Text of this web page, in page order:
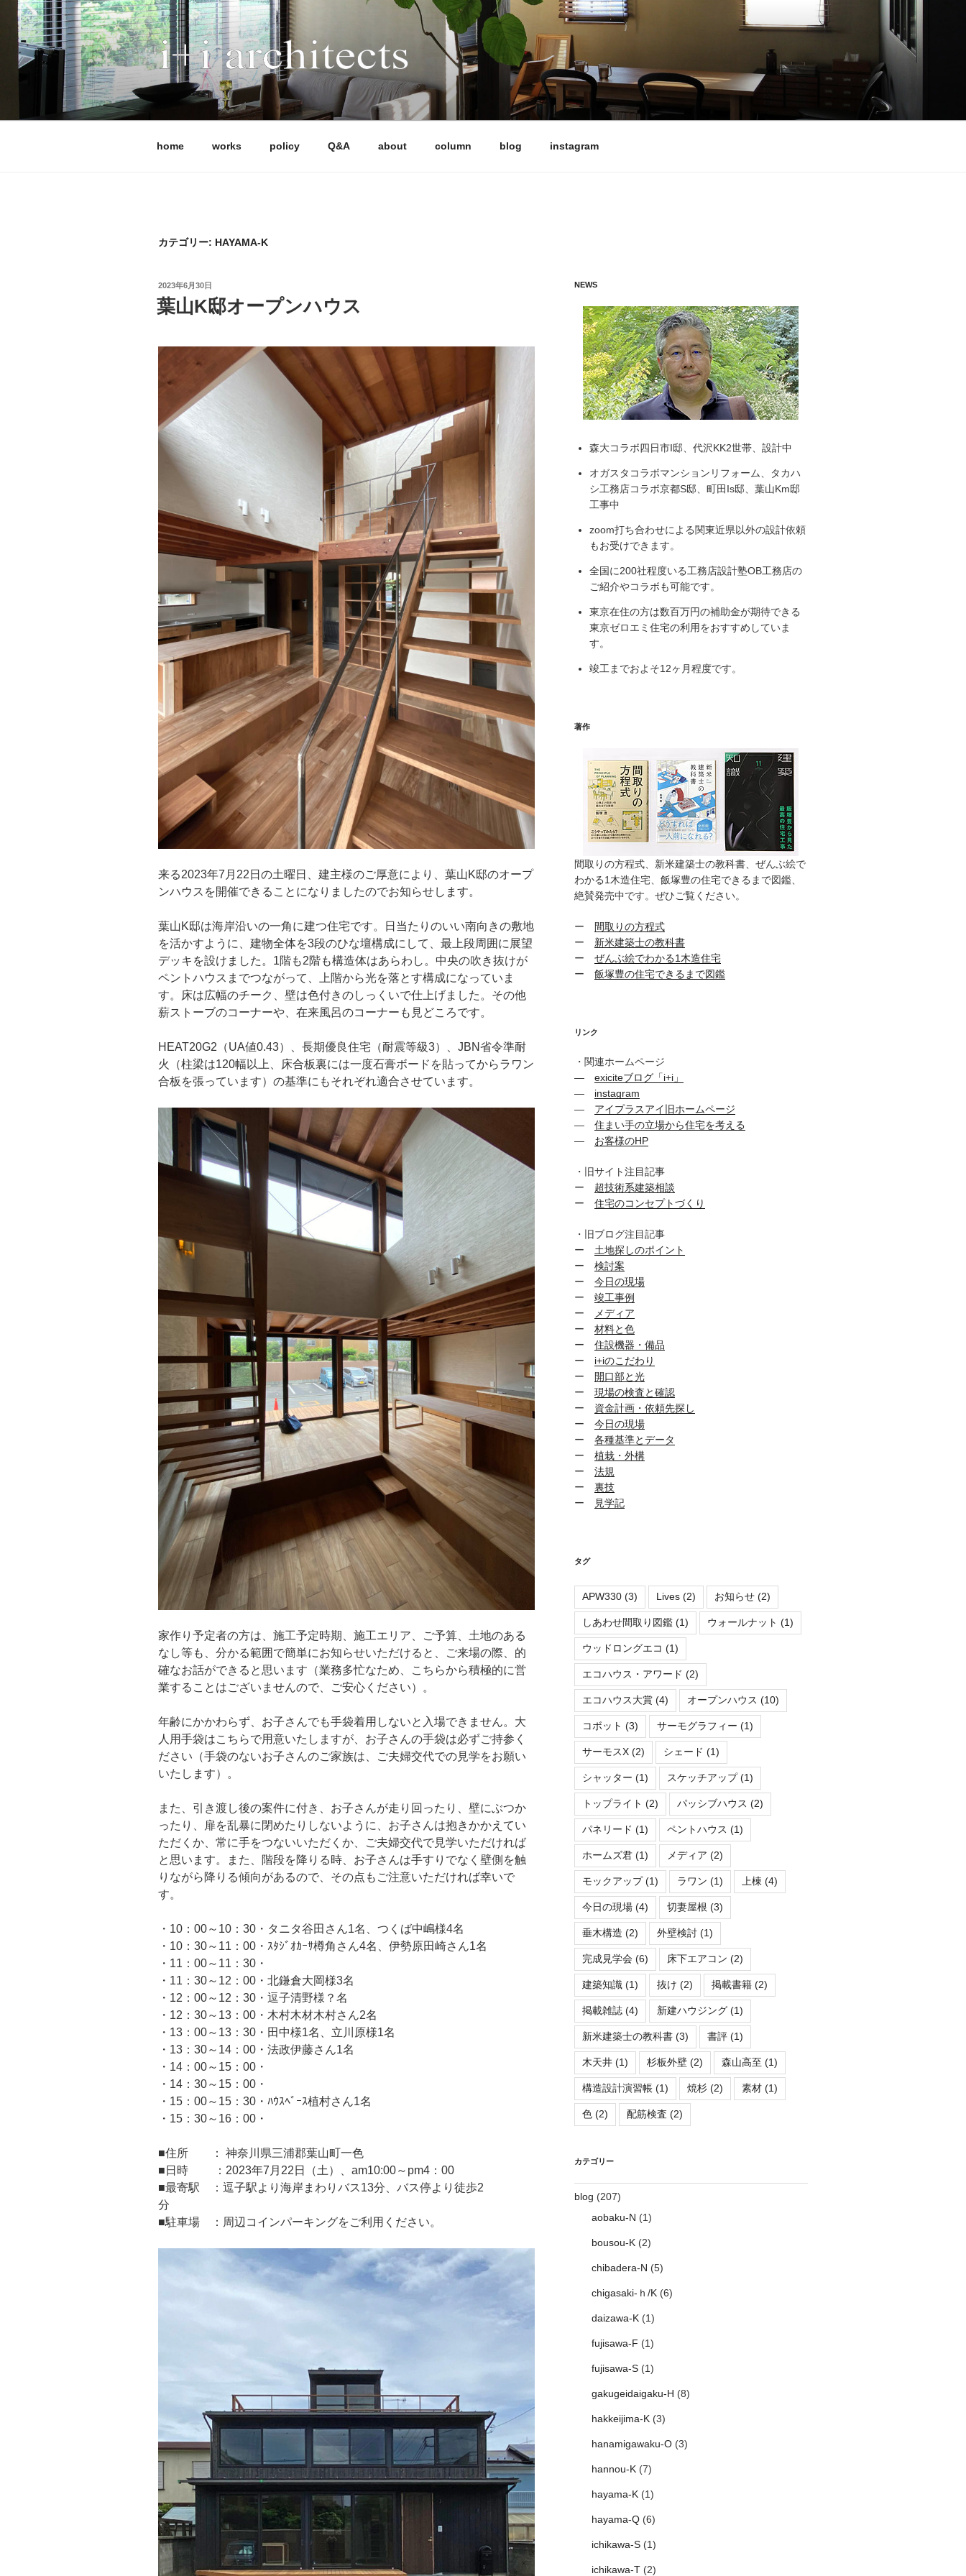
I+I ARCHITECTS
アイプラスアイ設計事務所は、多様な条件下でも「高性能」と「魅力的なデザイン」を両立させる、木造住宅に特化した設計事務所
です。 これまで全国で120軒以上の住宅を設計監理してきました。気候風土、日当たり、敷地形状、地形、眺望、世帯構成、付帯機
ではなく、屋根や中間領域から住まい全体の成り立ちを考える設計手法により、風景となる建築、環境と一体となった快適な空間を
home works policy Q&A about column blog instagram
カテゴリー: HAYAMA-K
投
稿
日:
2023年6月30日
葉山K邸オープンハウス
来る2023年7月22日の土曜日、建主様のご厚意により、葉山K邸のオープ
ンハウスを開催できることになりましたのでお知らせします。
葉山K邸は海岸沿いの一角に建つ住宅です。日当たりのいい南向きの敷地
を活かすように、建物全体を3段のひな壇構成にして、最上段周囲に展望
デッキを設けました。1階も2階も構造体はあらわし。中央の吹き抜けが
ペントハウスまでつながって、上階から光を落とす構成になっていま
す。床は広幅のチーク、壁は色付きのしっくいで仕上げました。その他
薪ストーブのコーナーや、在来風呂のコーナーも見どころです。
HEAT20G2（UA値0.43）、長期優良住宅（耐震等級3）、JBN省令準耐
火（柱梁は120幅以上、床合板裏には一度石膏ボードを貼ってからラワン
合板を張っています）の基準にもそれぞれ適合させています。
家作り予定者の方は、施工予定時期、施工エリア、ご予算、土地のある
なし等も、分かる範囲で簡単にお知らせいただけると、ご来場の際、的
確なお話ができると思います（業務多忙なため、こちらから積極的に営
業することはございませんので、ご安心ください）。
年齢にかかわらず、お子さんでも手袋着用しないと入場できません。大
人用手袋はこちらで用意いたしますが、お子さんの手袋は必ずご持参く
ださい（手袋のないお子さんのご家族は、ご夫婦交代での見学をお願い
いたします）。
また、引き渡し後の案件に付き、お子さんが走り回ったり、壁にぶつか
ったり、扉を乱暴に閉めたりしないように、お子さんは抱きかかえてい
ただくか、常に手をつないいただくか、ご夫婦交代で見学いただければ
と思います。また、階段を降りる時、お子さんは手すりでなく壁側を触
りながら降りる傾向があるので、その点もご注意いただければ幸いで
す。
・10：00～10：30・タニタ谷田さん1名、つくば中嶋様4名
・10：30～11：00・ｽﾀｼﾞｵｶｰｻ樽角さん4名、伊勢原田崎さん1名
・11：00～11：30・
・11：30～12：00・北鎌倉大岡様3名
・12：00～12：30・逗子清野様？名
・12：30～13：00・木村木材木村さん2名
・13：00～13：30・田中様1名、立川原様1名
・13：30～14：00・法政伊藤さん1名
・14：00～15：00・
・14：30～15：00・
・15：00～15：30・ﾊｳｽﾍﾞｰｽ植村さん1名
・15：30～16：00・
■住所 ： 神奈川県三浦郡葉山町一色
■日時 ：2023年7月22日（土）、am10:00～pm4：00
■最寄駅 ：逗子駅より海岸まわりバス13分、バス停より徒歩2
分
■駐車場 ：周辺コインパーキングをご利用ください。
NEWS
森大コラボ四日市I邸、代沢KK2世帯、設計中
オガスタコラボマンションリフォーム、タカハ
シ工務店コラボ京都S邸、町田Is邸、葉山Km邸
工事中
zoom打ち合わせによる関東近県以外の設計依頼
もお受けできます。
全国に200社程度いる工務店設計塾OB工務店の
ご紹介やコラボも可能です。
東京在住の方は数百万円の補助金が期待できる
東京ゼロエミ住宅の利用をおすすめしていま
す。
竣工までおよそ12ヶ月程度です。
著作
間取りの方程式、新米建築士の教科書、ぜんぶ絵で
わかる1木造住宅、飯塚豊の住宅できるまで図鑑、
絶賛発売中です。ぜひご覧ください。
ー
間取りの方程式
ー 新米建築士の教科書
ー ぜんぶ絵でわかる1木造住宅
ー 飯塚豊の住宅できるまで図鑑
リンク
・関連ホームページ
― exiciteブログ「i+i」
― instagram
― アイプラスアイ旧ホームページ
― 住まい手の立場から住宅を考える
― お客様のHP
・旧サイト注目記事
ー 超技術系建築相談
ー 住宅のコンセプトづくり
・旧ブログ注目記事
ー 土地探しのポイント
ー 検討案
ー 今日の現場
ー 竣工事例
ー
メディア
ー 材料と色
ー 住設機器・備品
ー i+iのこだわり
ー
開口部と光
ー 現場の検査と確認
ー 資金計画・依頼先探し
ー 今日の現場
ー 各種基準とデータ
ー 植栽・外構
ー 法規
ー 裏技
ー
見学記
タグ
APW330(3) Lives(2) お知らせ(2)
しあわせ間取り図鑑(1) ウォールナット (1)
ウッドロングエコ (1)
エコハウス・アワード (2)
エコハウス大賞(4) オープンハウス (10)
コボット (3) サーモグラフィー (1)
サーモスX(2) シェード (1)
シャッター (1) スケッチアップ(1)
トップライト (2) パッシブハウス (2)
パネリード (1) ペントハウス (1)
ホームズ君(1) メディア (2)
モックアップ(1) ラワン (1) 上棟 (4)
今日の現場(4) 切妻屋根 (3)
垂木構造 (2) 外壁検討(1)
完成見学会(6) 床下エアコン (2)
建築知識(1) 抜け (2) 掲載書籍(2)
掲載雑誌(4) 新建ハウジング(1)
新米建築士の教科書(3) 書評(1)
木天井(1) 杉板外壁(2) 森山高至 (1)
構造設計演習帳(1) 焼杉(2) 素材(1)
色(2) 配筋検査 (2)
カテゴリー
blog (207)
aobaku-N (1)
bousou-K(2)
chibadera-N (5)
chigasaki-ｈ/K(6)
daizawa-K(1)
fujisawa-F (1)
fujisawa-S(1)
gakugeidaigaku-H (8)
hakkeijima-K(3)
hanamigawaku-O(3)
hannou-K(7)
hayama-K(1)
hayama-Q(6)
ichikawa-S(1)
ichikawa-T(2)